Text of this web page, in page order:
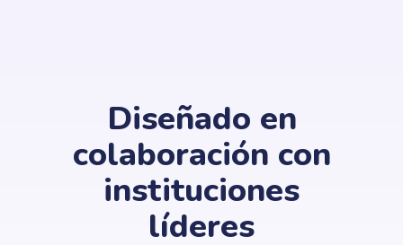
Diseñado en
colaboración con
instituciones
líderes